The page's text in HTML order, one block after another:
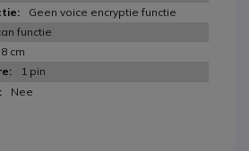
Geen voice encryptie functie
functie
cm
1 pin
Nee